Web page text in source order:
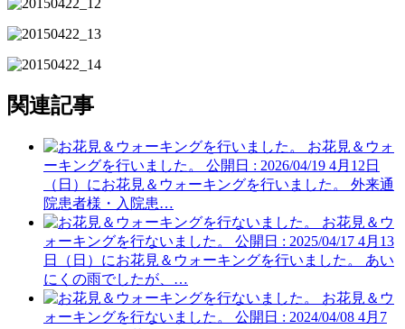
関連記事
お花見＆ウォ
ーキングを行いました。
公開日 : 2026/04/19 4月12日
（日）にお花見＆ウォーキングを行いました。 外来通
院患者様・入院患…
お花見＆ウ
ォーキングを行ないました。
公開日 : 2025/04/17 4月13
日（日）にお花見＆ウォーキングを行いました。 あい
にくの雨でしたが、…
お花見＆ウ
ォーキングを行ないました。
公開日 : 2024/04/08 4月7